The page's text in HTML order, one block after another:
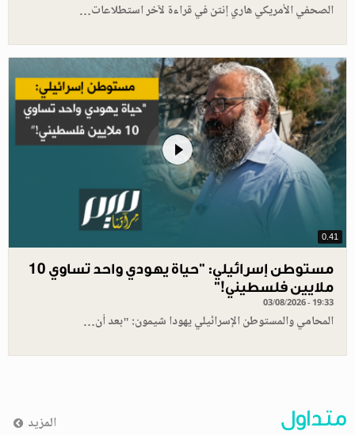
الصحفي الأمريكي هاري إنتن في قراءة لآخر استطلاعات…
0.41
مستوطن إسرائيلي: "حياة يهودي واحد تساوي 10
ملايين فلسطيني!”
03/08/2026 - 19:33
المحامي والمستوطن الإسرائيلي يهودا شيمون: "بعد أن…
متداول المزيد